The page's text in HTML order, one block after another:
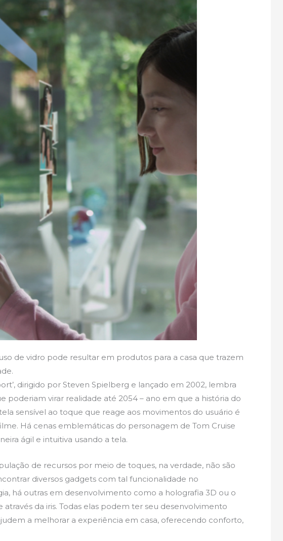
de vidro pode resultar em produtos para a casa que trazem
dirigido por Steven Spielberg e lançado em 2002, lembra
poderiam virar realidade até 2054 – ano em que a história do
sensível ao toque que reage aos movimentos do usuário é
Há cenas emblemáticas do personagem de Tom Cruise
ágil e intuitiva usando a tela.
de recursos por meio de toques, na verdade, não são
diversos gadgets com tal funcionalidade no
há outras em desenvolvimento como a holografia 3D ou o
da iris. Todas elas podem ter seu desenvolvimento
a melhorar a experiência em casa, oferecendo conforto,